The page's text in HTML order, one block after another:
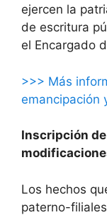
ejercen la
de escritura
el Encargado
>>> Más
emancipación
Inscripción
Los hechos
paterno-